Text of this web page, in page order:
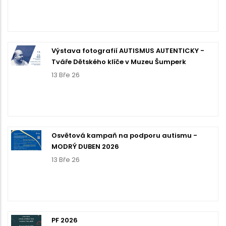
Výstava fotografií AUTISMUS AUTENTICKY -
Tváře Dětského klíče v Muzeu Šumperk
13 Bře 26
Osvětová kampaň na podporu autismu -
MODRÝ DUBEN 2026
13 Bře 26
PF 2026